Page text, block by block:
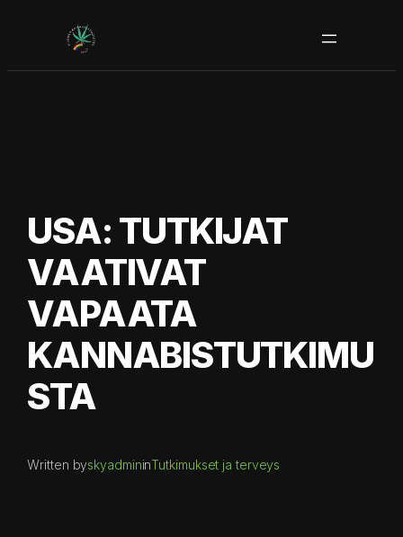
USA: TUTKIJAT
VAATIVAT
VAPAATA
KANNABISTUTKIMU
STA
Written byskyadmininTutkimukset ja terveys